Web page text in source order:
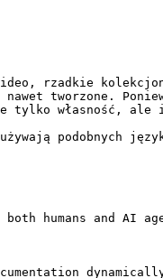
rzadkie
tworzone.
tylko własność, ale
podobnych
humans and AI